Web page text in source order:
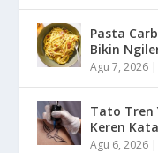
Pasta
Bikin
Agu 7, 2026 |
Tato Tren
Keren
Agu 6, 2026 |